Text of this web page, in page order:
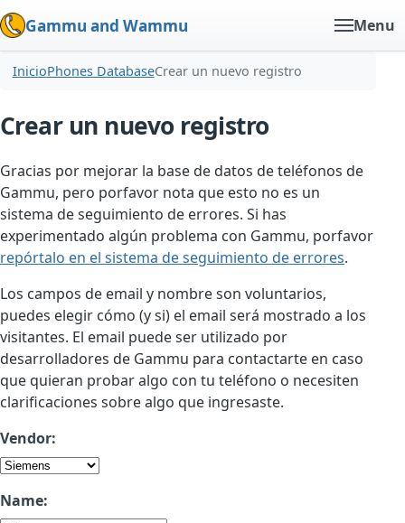
Gammu and Wammu Menu
InicioPhones DatabaseCrear un nuevo registro
Crear un nuevo registro
Gracias por mejorar la base de datos de teléfonos de
Gammu, pero porfavor nota que esto no es un
sistema de seguimiento de errores. Si has
experimentado algún problema con Gammu, porfavor
repórtalo en el sistema de seguimiento de errores.
Los campos de email y nombre son voluntarios,
puedes elegir cómo (y si) el email será mostrado a los
visitantes. El email puede ser utilizado por
desarrolladores de Gammu para contactarte en caso
que quieran probar algo con tu teléfono o necesiten
clarificaciones sobre algo que ingresaste.
Vendor:
Name: